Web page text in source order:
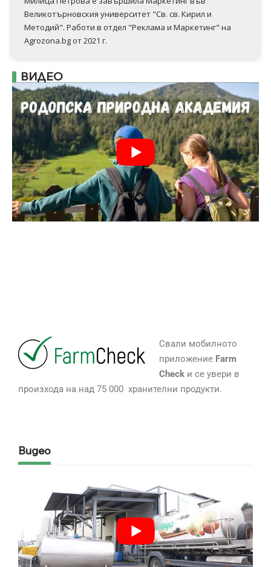
Великотърновския университет "Св. св. Кирил и
Методий". Работи в отдел "Реклама и Маркетинг" на
Agrozona.bg от 2021 г.
ВИДЕО
Свали мобилното
приложение Farm
Checkи се увери в
произхода на над 75 000 хранителни продукти.
Видео